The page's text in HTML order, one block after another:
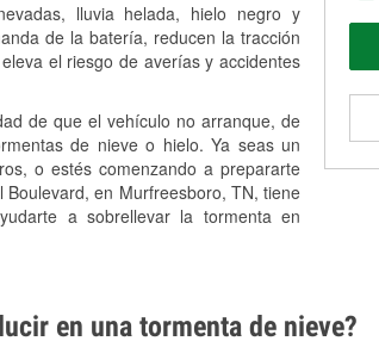
lluvia helada, hielo negro y
de la batería, reducen la tracción
el riesgo de averías y accidentes
de que el vehículo no arranque, de
de nieve o hielo. Ya seas un
o estés comenzando a prepararte
en Murfreesboro, TN, tiene
a sobrellevar la tormenta en
en una tormenta de nieve?